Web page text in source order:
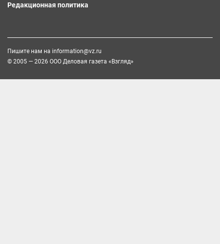
Редакционная политика
Пишите нам на information@vz.ru
© 2005 — 2026 ООО Деловая газета «Взгляд»